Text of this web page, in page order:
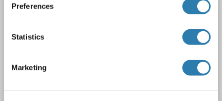
Preferences
Statistics
Marketing
Otoraplin anticorps (Alexa Fluor 680)
Alexa Fluor 680
N° du produit ABIN6913402